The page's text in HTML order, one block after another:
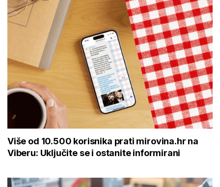
Više od 10.500 korisnika prati mirovina.hr na
Viberu: Uključite se i ostanite informirani